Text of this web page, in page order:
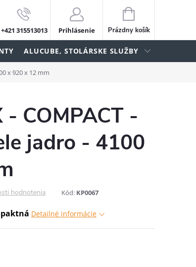
+421 315513013 Prihlásenie
NÁKUPNÝ
KOŠÍK
Prázdny košík
ALUCUBE, STOLÁRSKE SLUŽBY
x 920 x 12 mm
- COMPACT -
jadro - 4100
hodnotenia Kód: KP0067
Detailné informácie